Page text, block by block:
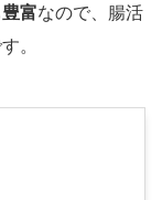
富なので、腸活
。